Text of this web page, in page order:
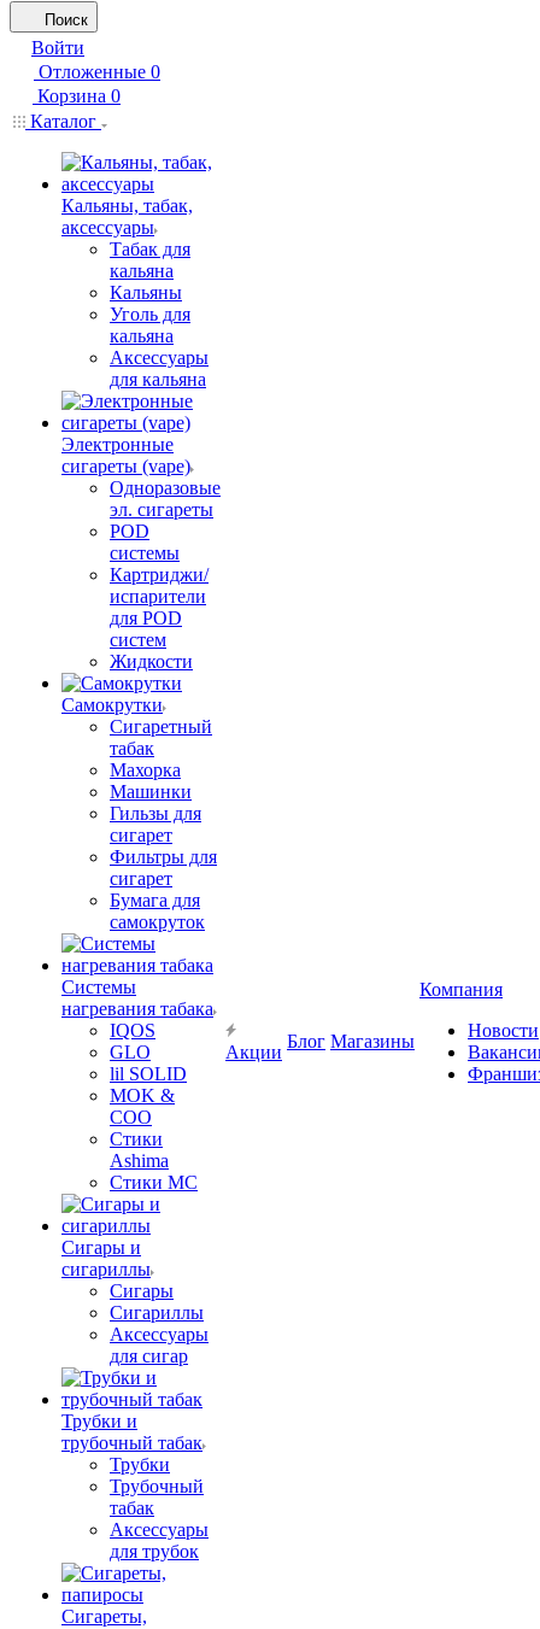
Поиск
Войти
Отложенные 0
Корзина 0
Каталог
Кальяны, табак,
аксессуары
Табак для
кальяна
Кальяны
Уголь для
кальяна
Аксессуары
для кальяна
Электронные
сигареты (vape)
Одноразовые
эл. сигареты
POD
системы
Картриджи/
испарители
для POD
систем
Жидкости
Самокрутки
Сигаретный
табак
Махорка
Машинки
Гильзы для
сигарет
Фильтры для
сигарет
Бумага для
самокруток
Системы
нагревания табака
IQOS
GLO
lil SOLID
MOK &
COO
Стики
Ashima
Стики MC
Сигары и
сигариллы
Сигары
Сигариллы
Аксессуары
для сигар
Трубки и
трубочный табак
Трубки
Трубочный
табак
Аксессуары
для трубок
Сигареты,
Акции
Блог Магазины
Компания
Новости